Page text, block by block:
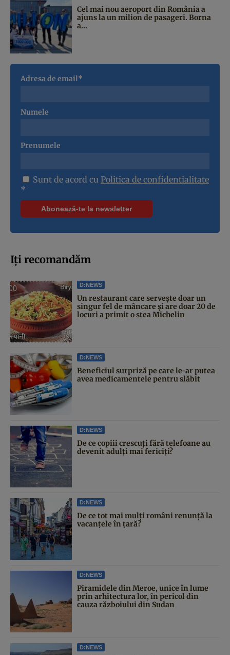
Cel mai nou aeroport din România a
ajuns la un milion de pasageri. Borna
a...
Adresa de email*
Numele
Prenumele
Sunt de acord cu Politica de confidentialitate
*
Iți recomandăm
D:NEWS
Un restaurant care servește doar un
singur fel de mâncare și are doar 20 de
locuri a primit o stea Michelin
D:NEWS
Beneficiul surpriză pe care le-ar putea
avea medicamentele pentru slăbit
D:NEWS
De ce copiii crescuți fără telefoane au
devenit adulți mai fericiți?
D:NEWS
De ce tot mai mulți români renunță la
vacanțele în țară?
D:NEWS
Piramidele din Meroe, unice în lume
prin arhitectura lor, în pericol din
cauza războiului din Sudan
D:NEWS